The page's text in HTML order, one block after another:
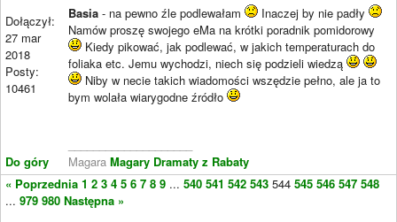
Dołączył:
27 mar
2018
Posty:
10461
Do góry
Basia - na pewno źle podlewałam
Inaczej by nie padły
Namów proszę swojego eMa na krótki poradnik pomidorowy
Kiedy pikować, jak podlewać, w jakich temperaturach do
foliaka etc. Jemu wychodzi, niech się podzieli wiedzą
Niby w necie takich wiadomości wszędzie pełno, ale ja to
bym wolała wiarygodne źródło
Magara Magary Dramaty z Rabaty
« Poprzednia 1 2 3 4 5 6 7 8 9 ... 540 541 542 543 544 545 546 547 548
... 979 980 Następna »